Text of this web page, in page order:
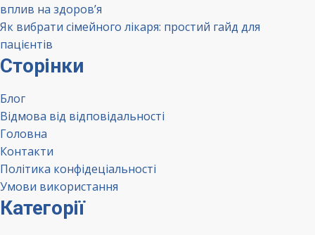
вплив на здоров’я
Як вибрати сімейного лікаря: простий гайд для
пацієнтів
Сторінки
Блог
Відмова від відповідальності
Головна
Контакти
Політика конфідеціальності
Умови використання
Категорії